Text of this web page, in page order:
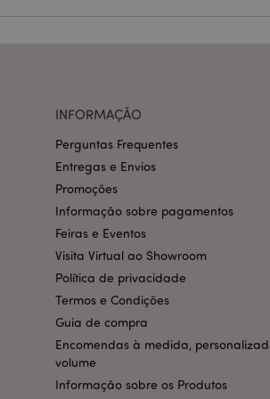
INFORMAÇÃO
Perguntas Frequentes
Entregas e Envios
Promoções
Informação sobre pagamentos
Feiras e Eventos
Visita Virtual ao Showroom
Política de privacidade
Termos e Condições
Guia de compra
Encomendas à medida,
volume
Informação sobre os Produtos